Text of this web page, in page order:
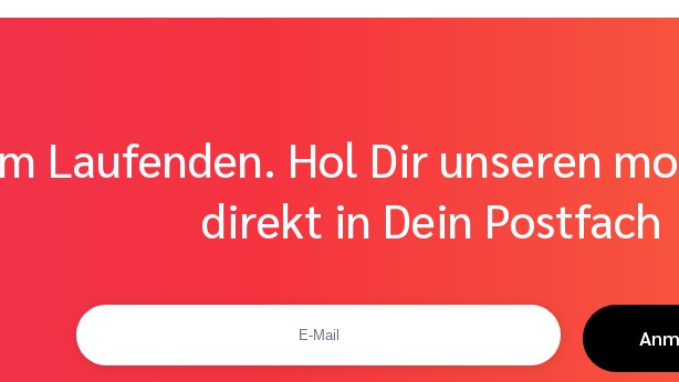
Laufenden. Hol Dir unseren
direkt in Dein Postfach